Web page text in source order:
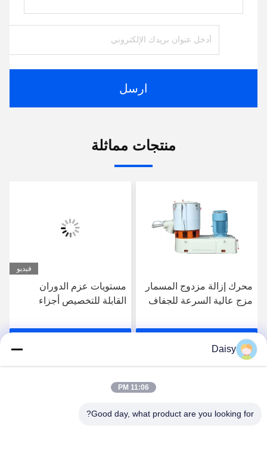
ارسل
منتجات مماثلة
مستويات عزم الدوران
القابلة للتخصيص أجزاء
احصل على أفضل سعر
أجزاء الطحن البلاستيكي
الصلب المقاوم للصدأ عجلة
للتآكل
Daisy
11:06 PM
Good day, what product are you looking for?